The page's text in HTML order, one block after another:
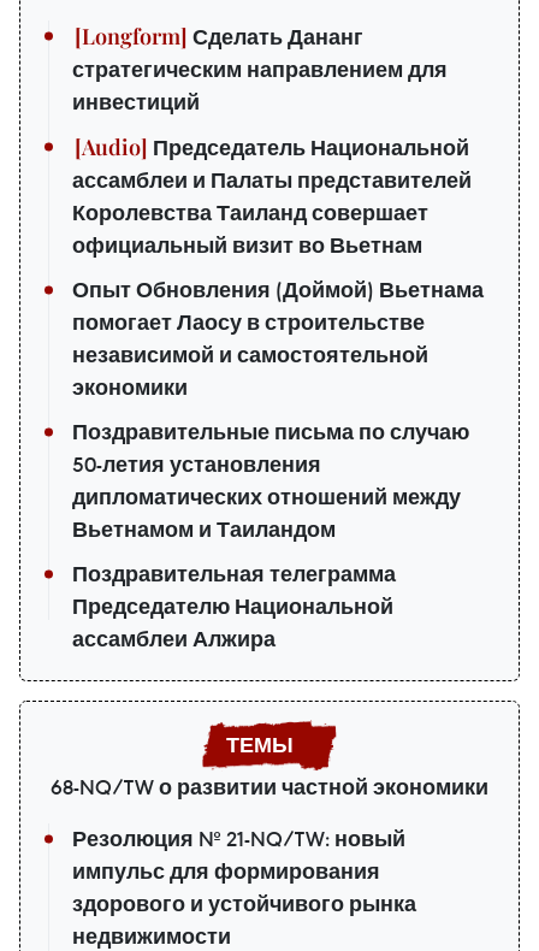
Сделать Дананг
стратегическим направлением для
инвестиций
Председатель Национальной
ассамблеи и Палаты представителей
Королевства Таиланд совершает
официальный визит во Вьетнам
Опыт Обновления (Доймой) Вьетнама
помогает Лаосу в строительстве
независимой и самостоятельной
экономики
Поздравительные письма по случаю
50-летия установления
дипломатических отношений между
Вьетнамом и Таиландом
Поздравительная телеграмма
Председателю Национальной
ассамблеи Алжира
68-NQ/TW о развитии частной экономики
Резолюция № 21-NQ/TW: новый
импульс для формирования
здорового и устойчивого рынка
недвижимости